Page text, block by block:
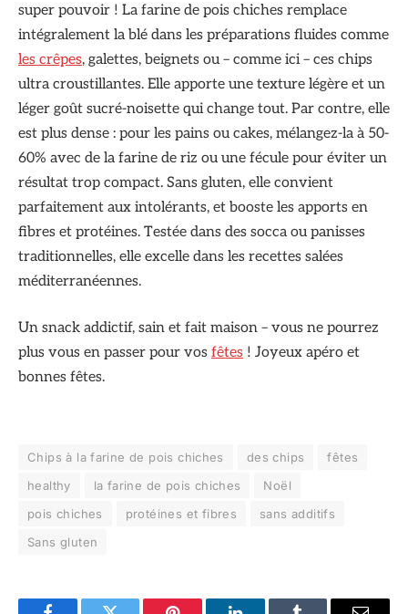
super pouvoir ! La farine de pois chiches remplace
intégralement la blé dans les préparations fluides comme
les crêpes, galettes, beignets ou – comme ici – ces chips
ultra croustillantes. Elle apporte une texture légère et un
léger goût sucré-noisette qui change tout. Par contre, elle
est plus dense : pour les pains ou cakes, mélangez-la à 50-
60% avec de la farine de riz ou une fécule pour éviter un
résultat trop compact. Sans gluten, elle convient
parfaitement aux intolérants, et booste les apports en
fibres et protéines. Testée dans des socca ou panisses
traditionnelles, elle excelle dans les recettes salées
méditerranéennes.
Un snack addictif, sain et fait maison – vous ne pourrez
plus vous en passer pour vos fêtes ! Joyeux apéro et
bonnes fêtes.
Chips à la farine de pois chiches des chips
fêtes
healthy
la farine de pois chiches
Noël
pois chiches
protéines et fibres
sans additifs
Sans gluten